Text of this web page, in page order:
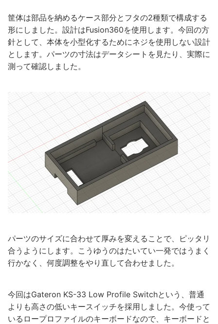
筐体は部品を納めるケース部分とフタの2種類で構成する
形にしました。設計はFusion360を使用します。今回の方
針として、本体を小型化するためにネジを使用しない設計
とします。パーツの寸法はデータシートを見たり、実際に
測って確認しました。
パーツのサイズに合わせて厚みを変えることで、ピッタリ
合うようにします。こうゆうのはたいてい一発ではうまく
行かなく、何度調整をやり直して合わせました。
今回はGateron KS-33 Low Profile Switchという、普通
よりも高さの低いキースイッチを採用しました。今使って
いるロープロファイルのキーボードなので、キーボードと